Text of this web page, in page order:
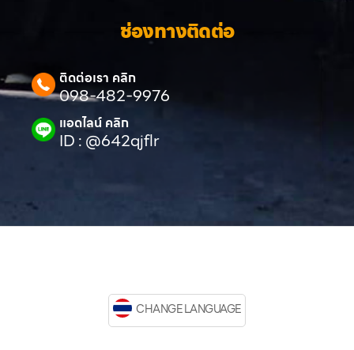
ช่องทางติดต่อ
ติดต่อเรา คลิก
098-482-9976
แอดไลน์ คลิก
ID : @642qjflr
CHANGE LANGUAGE